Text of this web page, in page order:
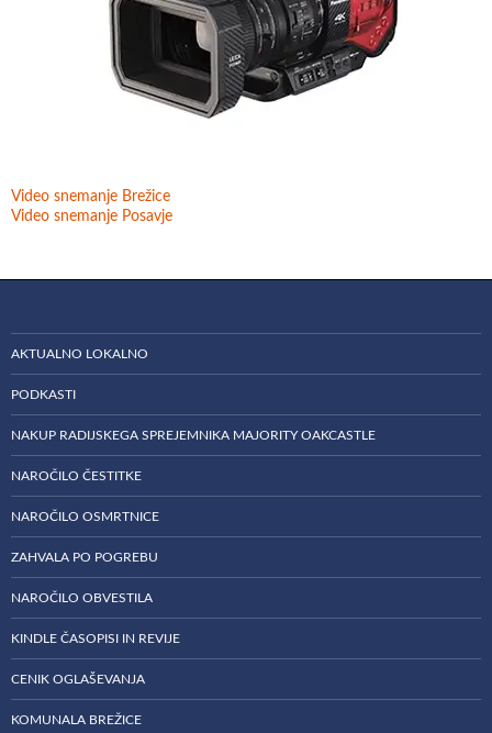
Video snemanje Brežice
Video snemanje Posavje
AKTUALNO LOKALNO
PODKASTI
NAKUP RADIJSKEGA SPREJEMNIKA MAJORITY OAKCASTLE
NAROČILO ČESTITKE
NAROČILO OSMRTNICE
ZAHVALA PO POGREBU
NAROČILO OBVESTILA
KINDLE ČASOPISI IN REVIJE
CENIK OGLAŠEVANJA
KOMUNALA BREŽICE